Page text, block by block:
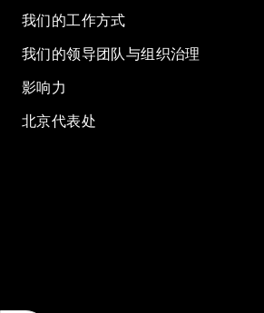
我们的工作方式
我们的领导团队与组织治理
影响力
北京代表处